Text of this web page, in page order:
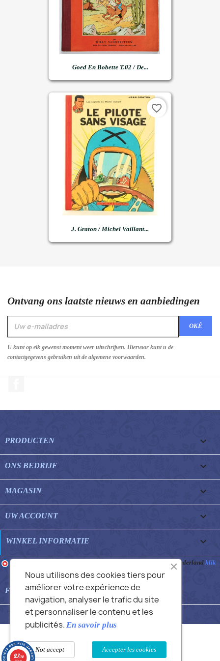
Goed En Bobette T.02 / De...
J. Graton / Michel Vaillant...
favorite_border
Ontvang ons laatste nieuws en aanbiedingen
U kunt op elk gewenst moment weer uitschrijven. Hiervoor kunt u de
contactgegevens gebruiken uit de algemene voorwaarden.
PRODUCTEN 
ONS BEDRIJF 
MAGASIN 
UW ACCOUNT 
WINKEL INFORMATIE keyboard_arrow_down
Merchant goedgekeurd door Gegarandeerde Beoordelingen Nederland klik
hier om het attest te tonen .
FEATURED FAQS 
© 2026 - Commans Alex
Nous utilisons des cookies tiers pour
améliorer votre expérience de
navigation, analyser le trafic du site
et personnaliser le contenu et les
publicités. En savoir plus
Accepter les cookies
Not accept
9.7/10